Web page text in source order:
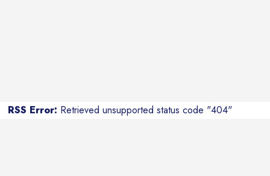
RSS Error: Retrieved unsupported status code "404"